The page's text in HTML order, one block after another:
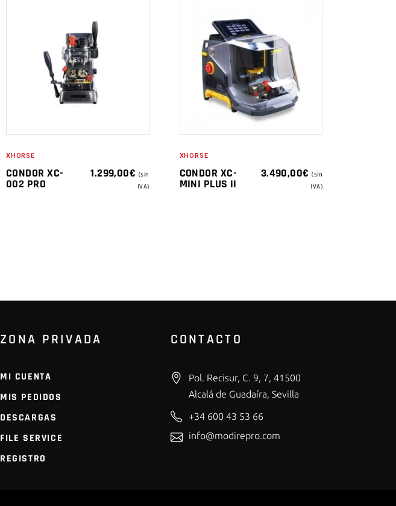
XHORSE
CONDOR XC-
002 PRO
1.299,00€ (sin
IVA)
XHORSE
CONDOR XC-
MINI PLUS II
3.490,00€ (sin
IVA)
ZONA PRIVADA
MI CUENTA
MIS PEDIDOS
DESCARGAS
FILE SERVICE
REGISTRO
CONTACTO
Pol. Recisur, C. 9, 7, 41500
Alcalá de Guadaíra, Sevilla
+34 600 43 53 66
info@modirepro.com